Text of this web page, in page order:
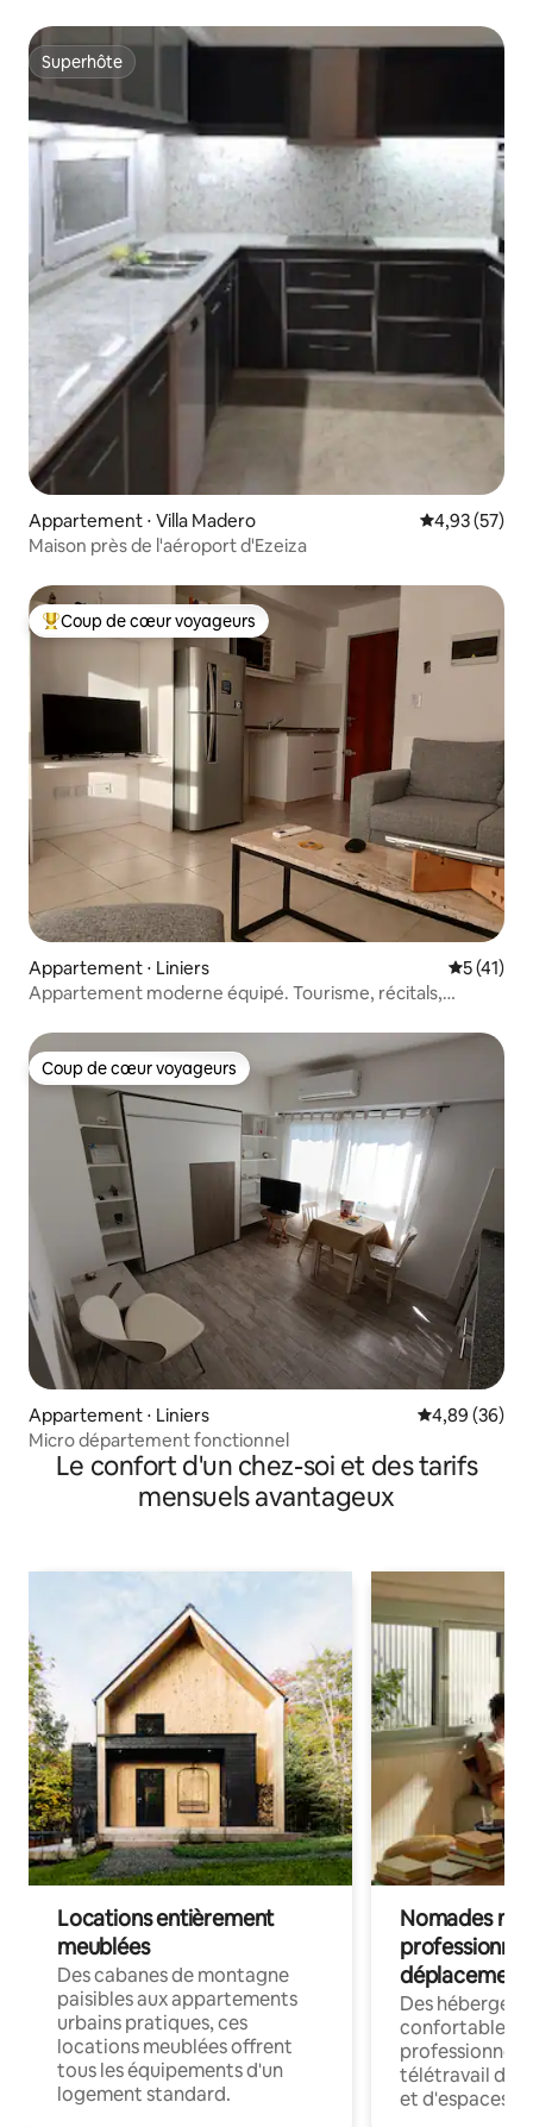
Superhôte
Superhôte
Appartement ⋅ Villa Madero Évaluation
4,93 (57)
Maison près de l'aéroport d'Ezeiza
Coups de cœur voyageurs les plus appréciés
Coup de cœur voyageurs
Appartement ⋅ Liniers
5 (41)
Appartement moderne équipé. Tourisme, récitals,
Coup de cœur voyageurs
Coup de cœur voyageurs
Appartement ⋅ Liniers Évaluation
4,89 (36)
Micro département fonctionnel
Le confort d'un chez-soi et des tarifs
mensuels avantageux
Locations entièrement
meublées
Des cabanes de montagne
paisibles aux appartements
urbains pratiques, ces
locations meublées offrent
tous les équipements d'un
logement standard.
Nomades
déplacement
Des
confortables
professionnels
télétravail
et d'espaces